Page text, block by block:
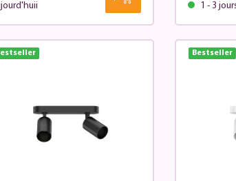
1 - 3
Bestseller